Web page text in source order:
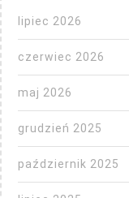
lipiec 2026
czerwiec 2026
maj 2026
grudzień 2025
październik 2025